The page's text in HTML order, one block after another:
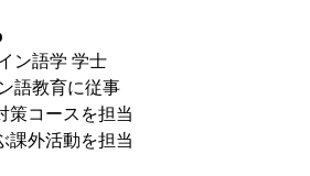
ン語学 学士
語教育に従事
策コースを担当
課外活動を担当